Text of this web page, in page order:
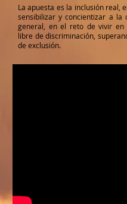
La apuesta es la inclusión real,
sensibilizar y concientizar a la
general, en el reto de vivir en
libre de discriminación,
de exclusión.